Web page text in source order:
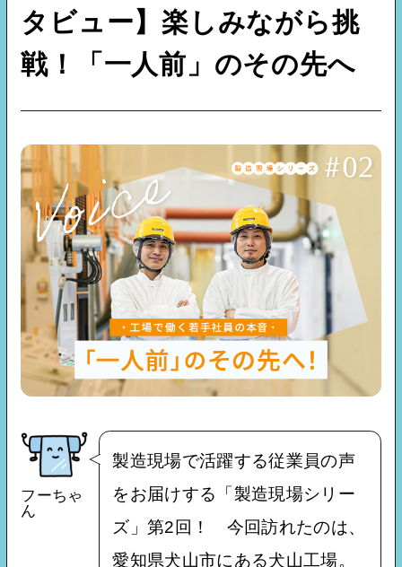
タビュー】楽しみながら挑
戦！「一人前」のその先へ
フーちゃ
ん
製造現場で活躍する従業員の声
をお届けする「製造現場シリー
ズ」第2回！ 今回訪れたのは、
愛知県犬山市にある犬山工場。
カイシャの声
セイヒンの声
ゲンバの声
Tags タグ
#製造現場シリーズ
#フェロー
#東洋紡バイオ財団
#研究・開発者シリーズ
#LINEスタンプ
#外国籍従業員
#展示会
#社歌
#ダイバーシティ
#事業所・工場探訪シリーズ
#環境・機能材
#若手社員
#採用
#誕生ストーリー
#会社紹介
#働き方 #渋沢栄一
#クイズ
#社員インタビュー